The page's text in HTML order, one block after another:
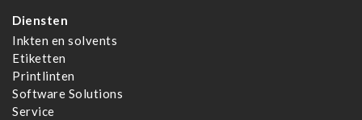
Diensten
Inkten en solvents
Etiketten
Printlinten
Software Solutions
Service